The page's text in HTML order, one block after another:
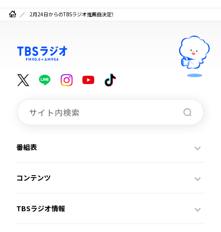
2月24日からのTBSラジオ推薦曲決定！
番組表
コンテンツ
TBSラジオ情報